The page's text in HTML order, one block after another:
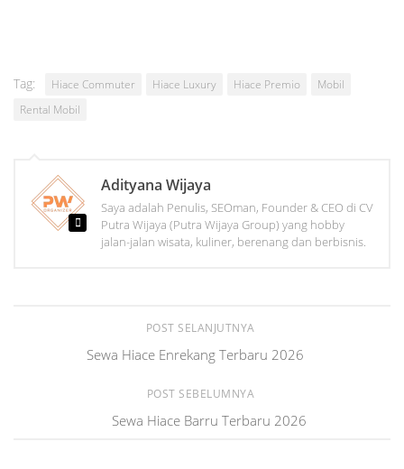
Tag: Hiace Commuter Hiace Luxury Hiace Premio
Mobil
Rental Mobil
Adityana Wijaya
Saya adalah Penulis, SEOman, Founder & CEO di CV
Putra Wijaya (Putra Wijaya Group) yang hobby
jalan-jalan wisata, kuliner, berenang dan berbisnis.
POST SELANJUTNYA
Sewa Hiace Enrekang Terbaru 2026
POST SEBELUMNYA
Sewa Hiace Barru Terbaru 2026